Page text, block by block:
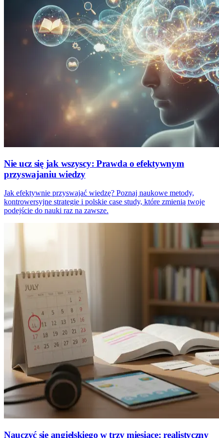
Nie ucz się jak wszyscy: Prawda o efektywnym
przyswajaniu wiedzy
Jak efektywnie przyswajać wiedzę? Poznaj naukowe metody,
kontrowersyjne strategie i polskie case study, które zmienią twoje
podejście do nauki raz na zawsze.
Nauczyć się angielskiego w trzy miesiące: realistyczny